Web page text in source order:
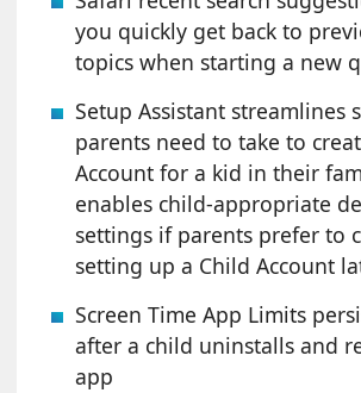
you quickly get back to
topics when starting a new
Setup Assistant streamlines
parents need to take to
Account for a kid in their
enables child-appropriate
settings if parents prefer to
setting up a Child Account
Screen Time App Limits
after a child uninstalls and
app